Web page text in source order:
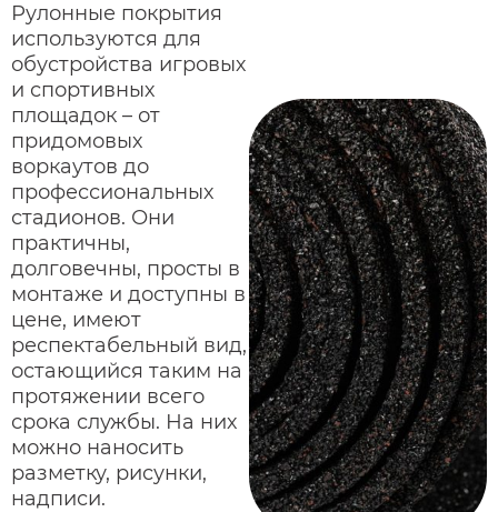
Рулонные покрытия
используются для
обустройства игровых
и спортивных
площадок – от
придомовых
воркаутов до
профессиональных
стадионов. Они
практичны,
долговечны, просты в
монтаже и доступны в
цене, имеют
респектабельный вид,
остающийся таким на
протяжении всего
срока службы. На них
можно наносить
разметку, рисунки,
надписи.